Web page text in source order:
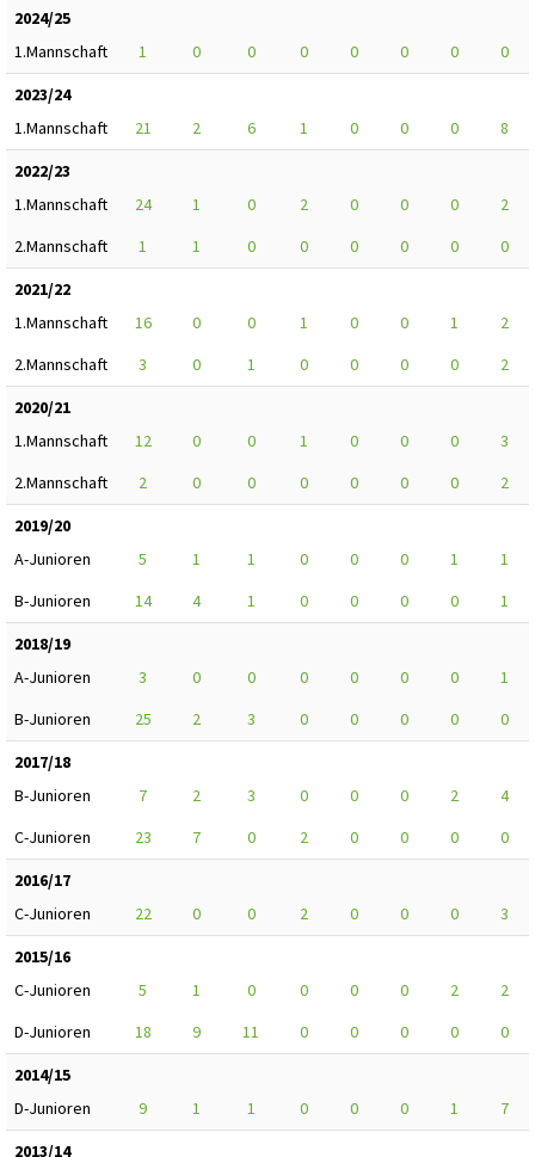
2024/25
1.Mannschaft
1 0 0 0 0 0 0
0
2023/24
1.Mannschaft
21 2 6 1 0 0 0
8
2022/23
1.Mannschaft
24 1 0 2 0 0 0
2
2.Mannschaft
1 1 0 0 0 0 0
0
2021/22
1.Mannschaft
16 0 0 1 0 0 1
2
2.Mannschaft
3 0 1 0 0 0 0
2
2020/21
1.Mannschaft
12 0 0 1 0 0 0
3
2.Mannschaft
2 0 0 0 0 0 0
2
2019/20
A-Junioren
5 1 1 0 0 0 1
1
B-Junioren
14 4 1 0 0 0 0
1
2018/19
A-Junioren
3 0 0 0 0 0 0
1
B-Junioren
25 2 3 0 0 0 0
0
2017/18
B-Junioren
7 2 3 0 0 0 2
4
C-Junioren
23 7 0 2 0 0 0
0
2016/17
C-Junioren
22 0 0 2 0 0 0
3
2015/16
C-Junioren
5 1 0 0 0 0 2
2
D-Junioren
18 9 11 0 0 0 0
0
2014/15
D-Junioren
9 1 1 0 0 0 1
7
2013/14